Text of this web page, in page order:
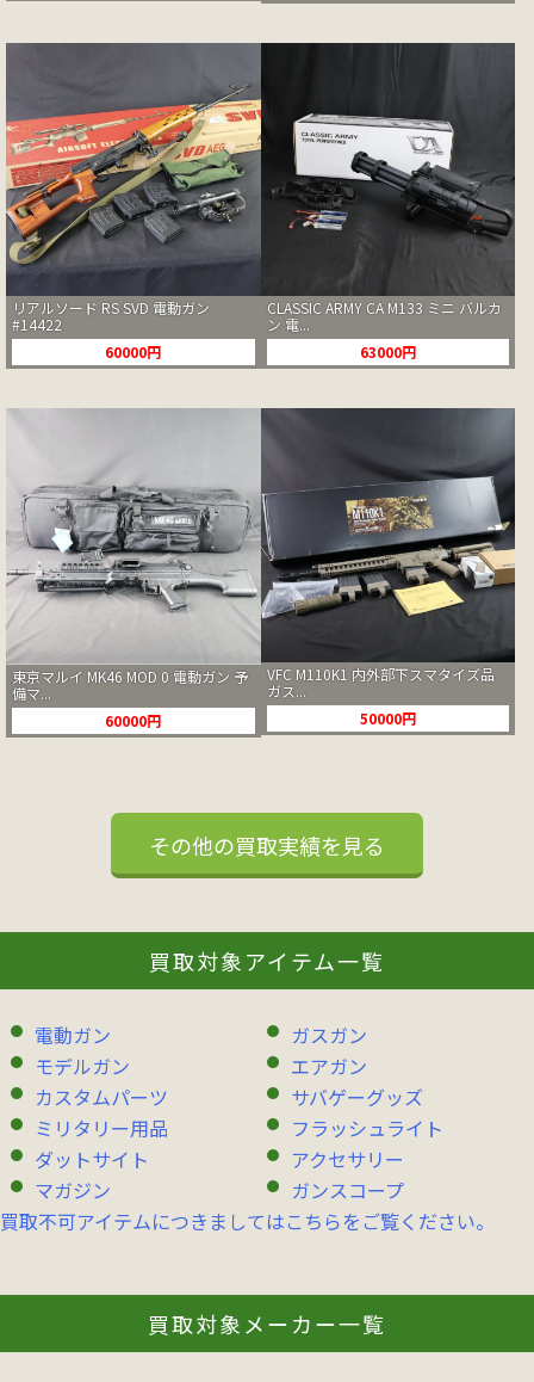
リアルソード RS SVD 電動ガン
#14422
60000円
CLASSIC ARMY CA M133 ミニ バルカ
ン 電...
63000円
東京マルイ MK46 MOD 0 電動ガン 予
備マ...
60000円
VFC M110K1 内外部下スマタイズ品
ガス...
50000円
その他の買取実績を見る
買取対象アイテム一覧
電動ガン
ガスガン
モデルガン
エアガン
カスタムパーツ
サバゲーグッズ
ミリタリー用品
フラッシュライト
ダットサイト
アクセサリー
マガジン
ガンスコープ
買取不可アイテムにつきましてはこちらをご覧ください。
買取対象メーカー一覧